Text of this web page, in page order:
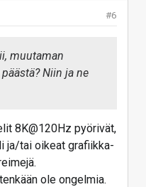
#6
muutaman
Niin ja ne
8K@120Hz pyörivät,
ja/tai oikeat grafiikka-
ole ongelmia.